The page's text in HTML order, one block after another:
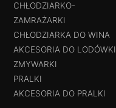
CHŁODZIARKO-
ZAMRAŻARKI
CHŁODZIARKA DO WINA
AKCESORIA DO LODÓWKI
ZMYWARKI
PRALKI
AKCESORIA DO PRALKI